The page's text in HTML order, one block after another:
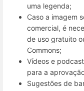
uma legenda;
Caso a imagem
comercial, é
de uso gratuito
Commons;
Vídeos e
para a
Sugestões de